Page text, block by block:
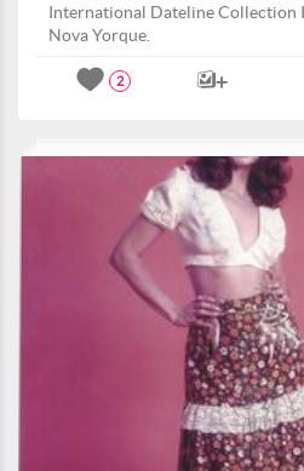
International Dateline Collection
Nova Yorque.
2